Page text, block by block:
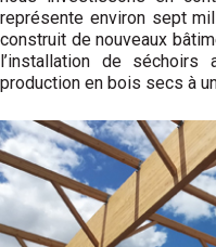
représente environ sept
construit de nouveaux
l’installation de
production en bois secs à